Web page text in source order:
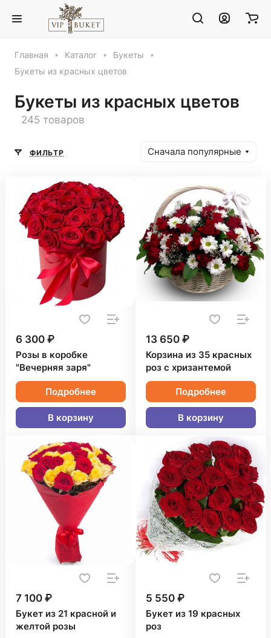
Главная Каталог
Букеты
Букеты из красных цветов
Букеты из красных цветов
245 товаров
ФИЛЬТР Сначала популярные
6 300 ₽
Розы в коробке
"Вечерняя заря"
Подробнее
В корзину
13 650 ₽
Корзина из 35 красных
роз с хризантемой
Подробнее
В корзину
7 100 ₽
Букет из 21 красной и
желтой розы
5 550 ₽
Букет из 19 красных
роз